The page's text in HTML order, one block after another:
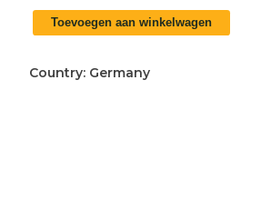
Duits
WO2
bidprentje
Toevoegen aan winkelwagen
Country: Germany